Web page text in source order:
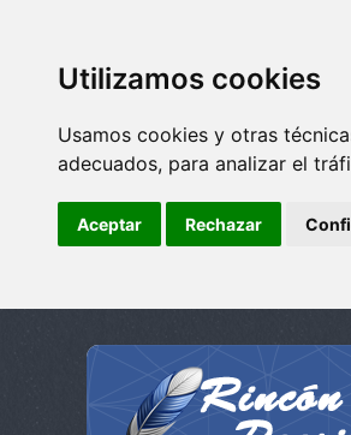
Utilizamos cookies
Usamos cookies y otras
adecuados, para analizar el
Aceptar Rechazar